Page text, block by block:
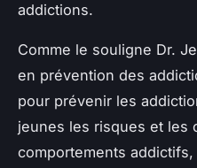
addictions.
Comme le souligne Dr.
en prévention des
pour prévenir les
jeunes les risques et les
comportements